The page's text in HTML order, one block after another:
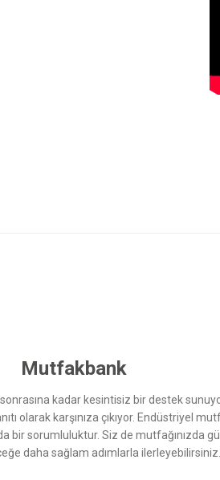
Mutfakbank
kadar kesintisiz bir destek
olarak karşınıza çıkıyor. Endüstriyel
bir sorumluluktur. Siz de mutfağınızda
daha sağlam adımlarla ilerleyebilirsiniz.